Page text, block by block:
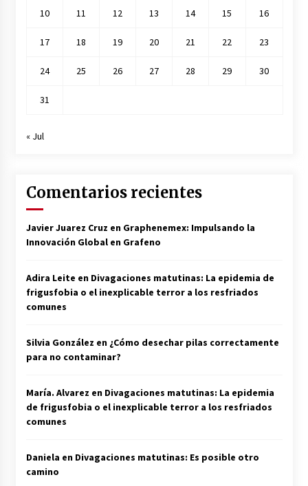
10 11 12 13 14 15 16
17 18 19 20 21 22 23
24 25 26 27 28 29 30
31
« Jul
Comentarios recientes
Javier Juarez Cruz en Graphenemex: Impulsando la
Innovación Global en Grafeno
Adira Leite en Divagaciones matutinas: La epidemia de
frigusfobia o el inexplicable terror a los resfriados
comunes
Silvia González en ¿Cómo desechar pilas correctamente
para no contaminar?
María. Alvarez en Divagaciones matutinas: La epidemia
de frigusfobia o el inexplicable terror a los resfriados
comunes
Daniela en Divagaciones matutinas: Es posible otro
camino